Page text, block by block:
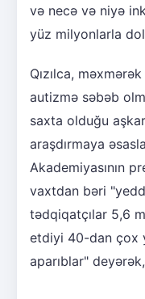
və necə və niyə
yüz milyonlarla
Qızılca,
autizmə səbəb
saxta olduğu
araşdırmaya
Akademiyasının
vaxtdan bəri
tədqiqatçılar 5,6
etdiyi 40-dan çox
aparıblar"